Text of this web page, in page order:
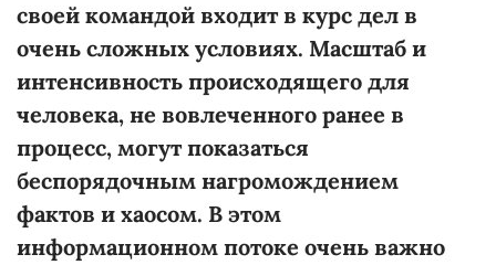
своей командой входит в курс дел в
очень сложных условиях. Масштаб и
интенсивность происходящего для
человека, не вовлеченного ранее в
процесс, могут показаться
беспорядочным нагромождением
фактов и хаосом. В этом
информационном потоке очень важно